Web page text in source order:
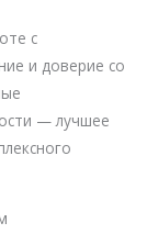
с
и доверие со
— лучшее